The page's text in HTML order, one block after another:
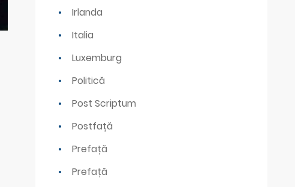
Irlanda
Italia
Luxemburg
Politică
Post Scriptum
Postfață
Prefață
Prefață